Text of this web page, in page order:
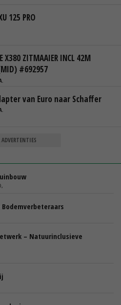
125 PRO
X380 ZITMAAIER INCL 42M
#692957
van Euro naar Schaffer
ADVERTENTIES
– Natuurinclusieve